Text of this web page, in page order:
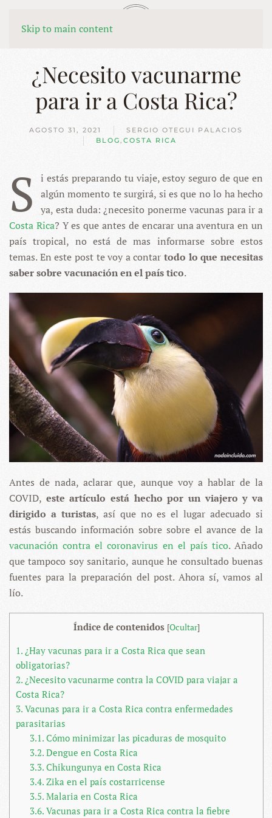
Skip to main content
MENÚ
¿Necesito vacunarme
para ir a Costa Rica?
AGOSTO 31, 2021
SERGIO OTEGUI PALACIOS
BLOG, COSTA RICA
S
i estás preparando tu viaje, estoy seguro de que en
algún momento te surgirá, si es que no lo ha hecho
ya, esta duda: ¿necesito ponerme vacunas para ir a
Costa Rica? Y es que antes de encarar una aventura en un
país tropical, no está de mas informarse sobre estos
temas. En este post te voy a contartodo lo que necesitas
saber sobre vacunación en el país tico.
Antes de nada, aclarar que, aunque voy a hablar de la
COVID, este artículo está hecho por un viajero y va
dirigido a turistas, así que no es el lugar adecuado si
estás buscando información sobre sobre el avance de la
vacunación contra el coronavirus en el país tico. Añado
que tampoco soy sanitario, aunque he consultado buenas
fuentes para la preparación del post. Ahora sí, vamos al
lío.
Índice de contenidos [Ocultar]
1. ¿Hay vacunas para ir a Costa Rica que sean
obligatorias?
2. ¿Necesito vacunarme contra la COVID para viajar a
Costa Rica?
3. Vacunas para ir a Costa Rica contra enfermedades
parasitarias
3.1.Cómo minimizar las picaduras de mosquito
3.2.Dengue en Costa Rica
3.3.Chikungunya en Costa Rica
3.4.Zika en el país costarricense
3.5.Malaria en Costa Rica
3.6.Vacunas para ir a Costa Rica contra la fiebre